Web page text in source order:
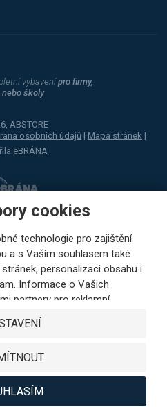
cookies
technologie pro zajištění
a s Vaším souhlasem také
personalizaci obsahu i
Informace o Vašich
partnery pro reklamní,
pouze s Vaším souhlasem.
rámci personalizace reklamy
na tlačítko SOUHLASÍM
cookies k výkonovým,
a s předáváním údajů o
vybavenípro firmy,
nebo školy
ABSTORE
osobních údajů | Mapa stránek |
eBRÁNA